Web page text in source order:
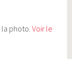
la photo.Voir le